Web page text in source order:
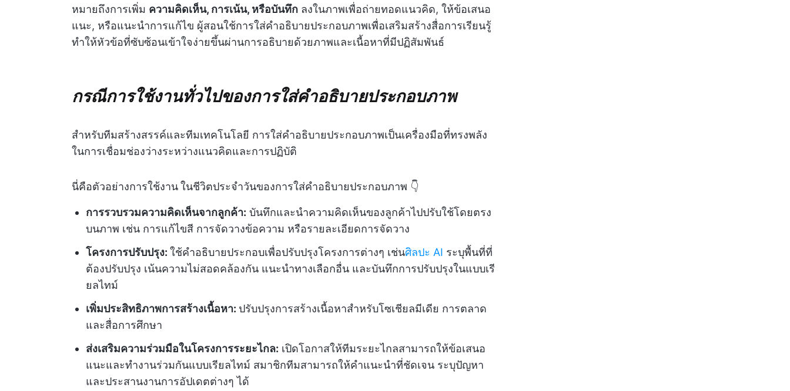
หมายถึงการเพิ่ม ความคิดเห็น, การเน้น, หรือบันทึก ลงในภาพเพื่อถ่ายทอดแนวคิด, ให้ข้อเสนอ
แนะ, หรือแนะนำการแก้ไข ผู้สอนใช้การใส่คำอธิบายประกอบภาพเพื่อเสริมสร้างสื่อการเรียนรู้
ทำให้หัวข้อที่ซับซ้อนเข้าใจง่ายขึ้นผ่านการอธิบายด้วยภาพและเนื้อหาที่มีปฏิสัมพันธ์
กรณีการใช้งานทั่วไปของการใส่คำอธิบายประกอบภาพ
สำหรับทีมสร้างสรรค์และทีมเทคโนโลยี การใส่คำอธิบายประกอบภาพเป็นเครื่องมือที่ทรงพลัง
ในการเชื่อมช่องว่างระหว่างแนวคิดและการปฏิบัติ
นี่คือตัวอย่างการใช้งานในชีวิตประจำวันของการใส่คำอธิบายประกอบภาพ 👇
การรวบรวมความคิดเห็นจากลูกค้า: บันทึกและนำความคิดเห็นของลูกค้าไปปรับใช้โดยตรง
บนภาพ เช่น การแก้ไขสี การจัดวางข้อความ หรือรายละเอียดการจัดวาง
โครงการปรับปรุง: ใช้คำอธิบายประกอบเพื่อปรับปรุงโครงการต่างๆ เช่นศิลปะ AI ระบุพื้นที่ที่
ต้องปรับปรุง เน้นความไม่สอดคล้องกัน แนะนำทางเลือกอื่น และบันทึกการปรับปรุงในแบบเรี
ยลไทม์
เพิ่มประสิทธิภาพการสร้างเนื้อหา: ปรับปรุงการสร้างเนื้อหาสำหรับโซเชียลมีเดีย การตลาด
และสื่อการศึกษา
ส่งเสริมความร่วมมือในโครงการระยะไกล: เปิดโอกาสให้ทีมระยะไกลสามารถให้ข้อเสนอ
แนะและทำงานร่วมกันแบบเรียลไทม์ สมาชิกทีมสามารถให้คำแนะนำที่ชัดเจน ระบุปัญหา
และประสานงานการอัปเดตต่างๆ ได้